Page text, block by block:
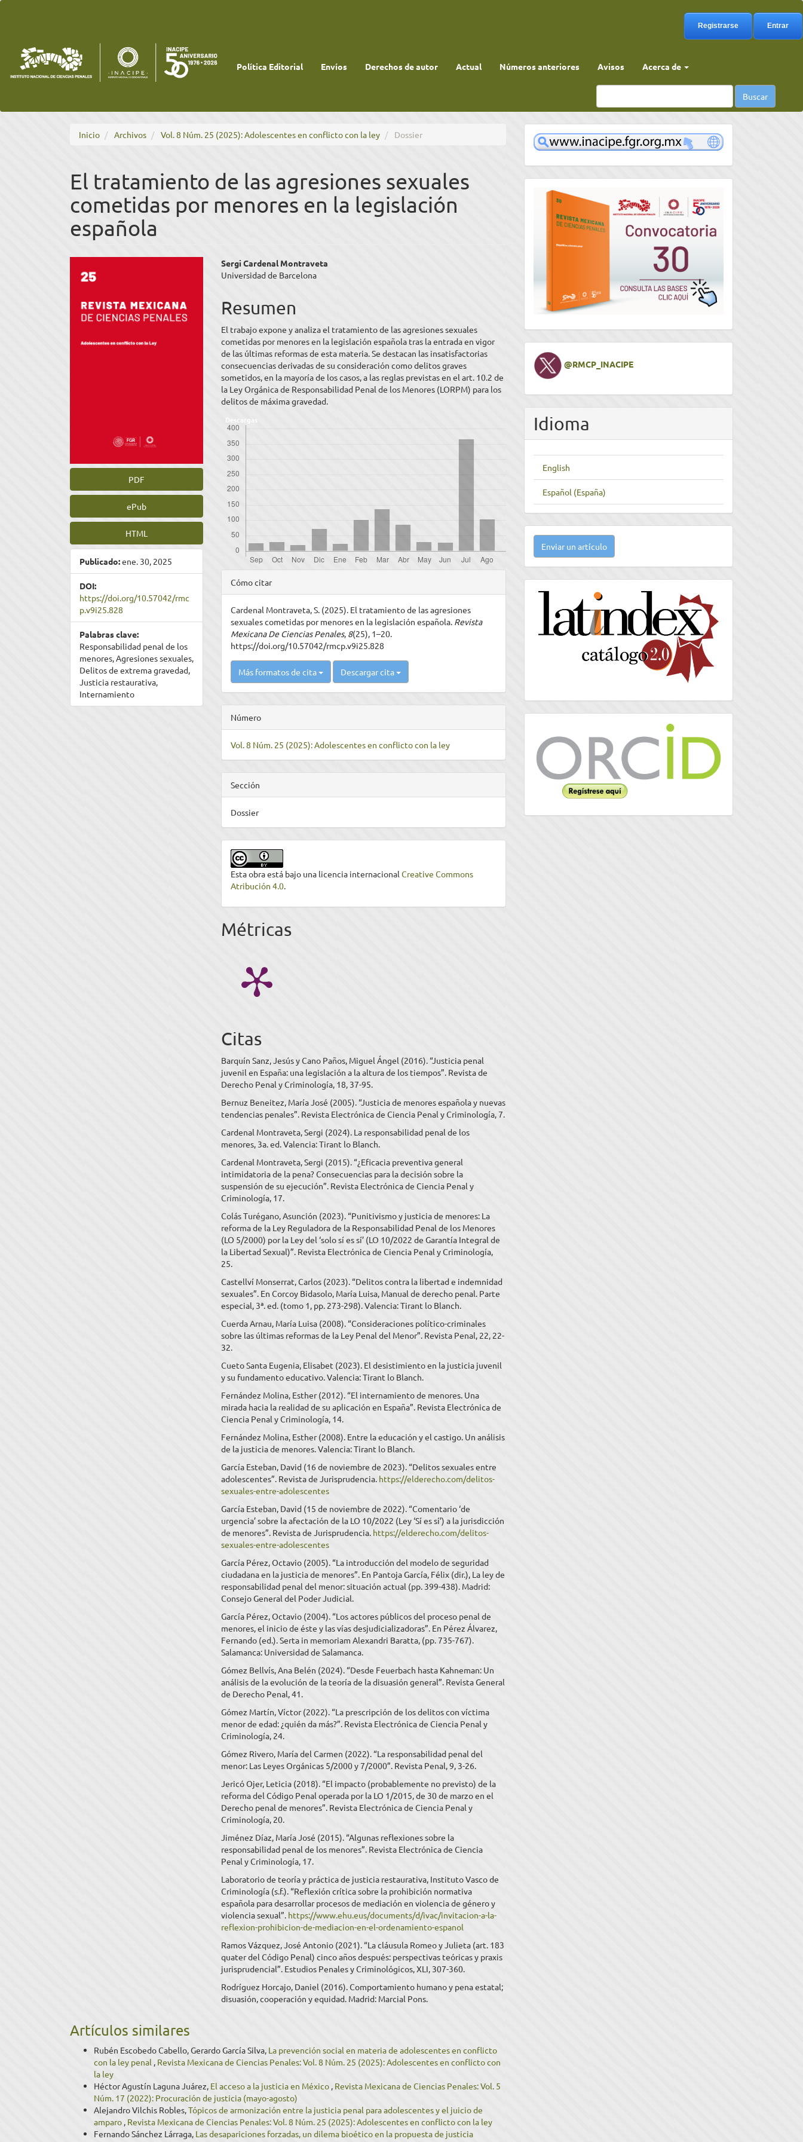
Barra
lateral
Registrarse Entrar
Política Editorial Envíos Derechos de autor Actual Números anteriores Avisos Acerca de
Buscar
Inicio Archivos Vol. 8 Núm. 25 (2025): Adolescentes en conflicto con la ley Dossier
El tratamiento de las agresiones sexuales
cometidas por menores en la legislación
española
Barra
lateral
del
artículo
PDF
ePub
HTML
Publicado:ene. 30, 2025
DOI:
https://doi.org/10.57042/rmc
p.v9i25.828
Palabras clave:
Responsabilidad penal de los
menores, Agresiones sexuales,
Delitos de extrema gravedad,
Justicia restaurativa,
Internamiento
Contenido
del
artículo
Sergi Cardenal Montraveta
Universidad de Barcelona
Resumen
El trabajo expone y analiza el tratamiento de las agresiones sexuales
cometidas por menores en la legislación española tras la entrada en vigor
de las últimas reformas de esta materia. Se destacan las insatisfactorias
consecuencias derivadas de su consideración como delitos graves
sometidos, en la mayoría de los casos, a las reglas previstas en el art. 10.2 de
la Ley Orgánica de Responsabilidad Penal de los Menores (LORPM) para los
delitos de máxima gravedad.
Descargas
Detalles
del
artículo
Cómo citar
Cardenal Montraveta, S. (2025). El tratamiento de las agresiones
sexuales cometidas por menores en la legislación española. Revista
Mexicana De Ciencias Penales, 8(25), 1–20.
https://doi.org/10.57042/rmcp.v9i25.828
Más formatos de cita Descargar cita
Número
Vol. 8 Núm. 25 (2025): Adolescentes en conflicto con la ley
Sección
Dossier
Esta obra está bajo una licencia internacionalCreative Commons
Atribución 4.0.
Métricas
Citas
Barquín Sanz, Jesús y Cano Paños, Miguel Ángel (2016). “Justicia penal
juvenil en España: una legislación a la altura de los tiempos”. Revista de
Derecho Penal y Criminología, 18, 37-95.
Bernuz Beneitez, María José (2005). “Justicia de menores española y nuevas
tendencias penales”. Revista Electrónica de Ciencia Penal y Criminología, 7.
Cardenal Montraveta, Sergi (2024). La responsabilidad penal de los
menores, 3a. ed. Valencia: Tirant lo Blanch.
Cardenal Montraveta, Sergi (2015). “¿Eficacia preventiva general
intimidatoria de la pena? Consecuencias para la decisión sobre la
suspensión de su ejecución”. Revista Electrónica de Ciencia Penal y
Criminología, 17.
Colás Turégano, Asunción (2023). “Punitivismo y justicia de menores: La
reforma de la Ley Reguladora de la Responsabilidad Penal de los Menores
(LO 5/2000) por la Ley del ‘solo sí es sí’ (LO 10/2022 de Garantía Integral de
la Libertad Sexual)”. Revista Electrónica de Ciencia Penal y Criminología,
25.
Castellví Monserrat, Carlos (2023). “Delitos contra la libertad e indemnidad
sexuales”. En Corcoy Bidasolo, María Luisa, Manual de derecho penal. Parte
especial, 3ª. ed. (tomo 1, pp. 273-298). Valencia: Tirant lo Blanch.
Cuerda Arnau, María Luisa (2008). “Consideraciones político-criminales
sobre las últimas reformas de la Ley Penal del Menor”. Revista Penal, 22, 22-
32.
Cueto Santa Eugenia, Elisabet (2023). El desistimiento en la justicia juvenil
y su fundamento educativo. Valencia: Tirant lo Blanch.
Fernández Molina, Esther (2012). “El internamiento de menores. Una
mirada hacia la realidad de su aplicación en España”. Revista Electrónica de
Ciencia Penal y Criminología, 14.
Fernández Molina, Esther (2008). Entre la educación y el castigo. Un análisis
de la justicia de menores. Valencia: Tirant lo Blanch.
García Esteban, David (16 de noviembre de 2023). “Delitos sexuales entre
adolescentes”. Revista de Jurisprudencia. https://elderecho.com/delitos-
sexuales-entre-adolescentes
García Esteban, David (15 de noviembre de 2022). “Comentario ‘de
urgencia’ sobre la afectación de la LO 10/2022 (Ley ‘Sí es sí’) a la jurisdicción
de menores”. Revista de Jurisprudencia. https://elderecho.com/delitos-
sexuales-entre-adolescentes
García Pérez, Octavio (2005). “La introducción del modelo de seguridad
ciudadana en la justicia de menores”. En Pantoja García, Félix (dir.), La ley de
responsabilidad penal del menor: situación actual (pp. 399-438). Madrid:
Consejo General del Poder Judicial.
García Pérez, Octavio (2004). “Los actores públicos del proceso penal de
menores, el inicio de éste y las vías desjudicializadoras”. En Pérez Álvarez,
Fernando (ed.). Serta in memoriam Alexandri Baratta, (pp. 735-767).
Salamanca: Universidad de Salamanca.
Gómez Bellvís, Ana Belén (2024). “Desde Feuerbach hasta Kahneman: Un
análisis de la evolución de la teoría de la disuasión general”. Revista General
de Derecho Penal, 41.
Gómez Martín, Víctor (2022). “La prescripción de los delitos con víctima
menor de edad: ¿quién da más?”. Revista Electrónica de Ciencia Penal y
Criminología, 24.
Gómez Rivero, María del Carmen (2022). “La responsabilidad penal del
menor: Las Leyes Orgánicas 5/2000 y 7/2000”. Revista Penal, 9, 3-26.
Jericó Ojer, Leticia (2018). “El impacto (probablemente no previsto) de la
reforma del Código Penal operada por la LO 1/2015, de 30 de marzo en el
Derecho penal de menores”. Revista Electrónica de Ciencia Penal y
Criminología, 20.
Jiménez Díaz, María José (2015). “Algunas reflexiones sobre la
responsabilidad penal de los menores”. Revista Electrónica de Ciencia
Penal y Criminología, 17.
Laboratorio de teoría y práctica de justicia restaurativa, Instituto Vasco de
Criminología (s.f.). “Reflexión crítica sobre la prohibición normativa
española para desarrollar procesos de mediación en violencia de género y
violencia sexual”. https://www.ehu.eus/documents/d/ivac/invitacion-a-la-
reflexion-prohibicion-de-mediacion-en-el-ordenamiento-espanol
Ramos Vázquez, José Antonio (2021). “La cláusula Romeo y Julieta (art. 183
quater del Código Penal) cinco años después: perspectivas teóricas y praxis
jurisprudencial”. Estudios Penales y Criminológicos, XLI, 307-360.
Rodríguez Horcajo, Daniel (2016). Comportamiento humano y pena estatal;
disuasión, cooperación y equidad. Madrid: Marcial Pons.
Artículos similares
Rubén Escobedo Cabello, Gerardo García Silva, La prevención social en materia de adolescentes en conflicto
con la ley penal , Revista Mexicana de Ciencias Penales: Vol. 8 Núm. 25 (2025): Adolescentes en conflicto con
la ley
Héctor Agustín Laguna Juárez, El acceso a la justicia en México , Revista Mexicana de Ciencias Penales: Vol. 5
Núm. 17 (2022): Procuración de justicia (mayo-agosto)
Alejandro Vilchis Robles,Tópicos de armonización entre la justicia penal para adolescentes y el juicio de
amparo , Revista Mexicana de Ciencias Penales: Vol. 8 Núm. 25 (2025): Adolescentes en conflicto con la ley
Fernando Sánchez Lárraga, Las desapariciones forzadas, un dilema bioético en la propuesta de justicia
www
convocatoria
Twitter@RMCP_INACIPE
Idioma
English
Español (España)
Enviar
un
artículo
Enviar un artículo
latindex